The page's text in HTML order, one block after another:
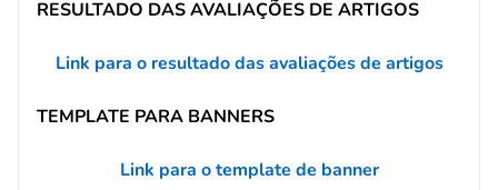
RESULTADO DAS AVALIAÇÕES DE ARTIGOS
Link para o resultado das avaliações de artigos
TEMPLATE PARA BANNERS
Link para o template de banner